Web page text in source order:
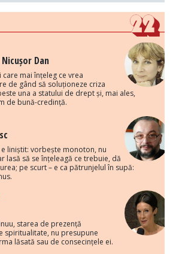
Dan
care mai înțeleg ce vrea
de gând să soluționeze criza
una a statului de drept și, mai ales,
de bună-credință.
liniștit: vorbește monoton, nu
lasă să se înțeleagă ce trebuie, dă
pe scurt – e ca pătrunjelul în supă:
starea de prezență
spiritualitate, nu presupune
lăsată sau de consecințele ei.